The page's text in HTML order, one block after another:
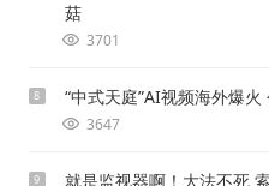
菇
3701
8 “中式天庭”AI视频海外爆火
3647
9
就是监视器啊！大法不死